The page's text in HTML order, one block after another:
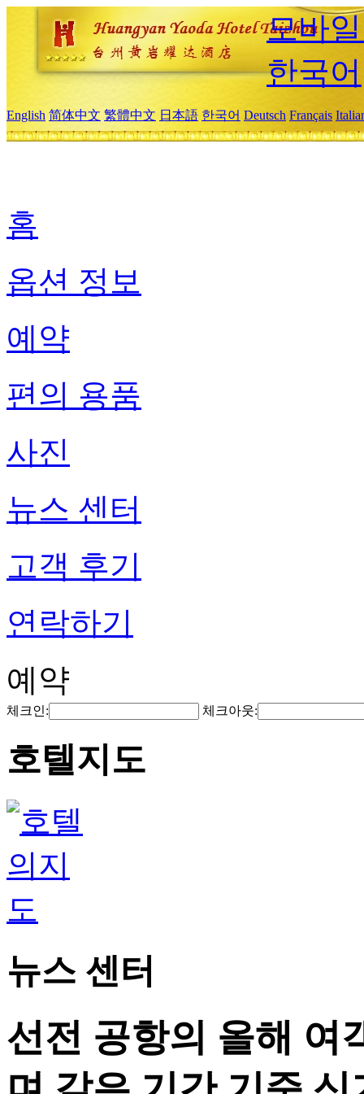
모바
한국어
English 简体中文 繁體中文 日本語 한국어 Deutsch Français
홈
옵션 정보
예약
편의 용품
사진
뉴스 센터
고객 후기
연락하기
예약
체크인: 체크아웃:
호텔지도
뉴스 센터
선전 공항의 올해 여